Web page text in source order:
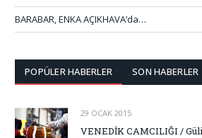
BARABAR, ENKA AÇIKHAVA’da…
POPÜLER HABERLER SON HABERLER
29 OCAK 2015
VENEDİK CAMCILIĞI /